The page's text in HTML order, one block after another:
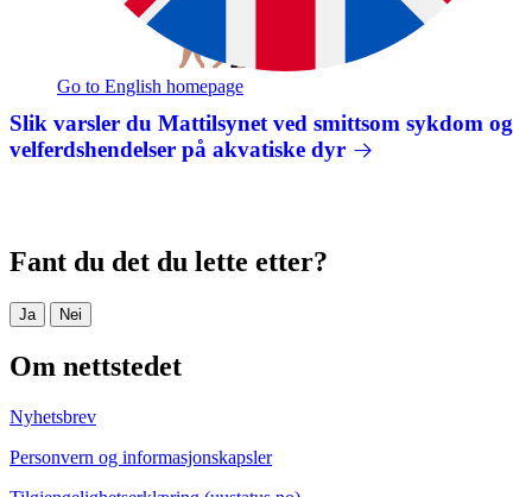
Go to English homepage
Slik varsler du Mattilsynet ved smittsom sykdom og
velferdshendelser på akvatiske dyr
Fant du det du lette etter?
Ja Nei
Om nettstedet
Nyhetsbrev
Personvern og informasjonskapsler